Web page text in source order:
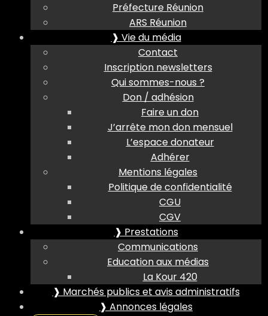
Préfecture Réunion
ARS Réunion
❱ Vie du média
Contact
Inscription newsletters
Qui sommes-nous ?
Don / adhésion
Faire un don
J’arrête mon don mensuel
L’espace donateur
Adhérer
Mentions légales
Politique de confidentialité
CGU
CGV
❱ Prestations
Communications
Education aux médias
La Kour 420
❱ Marchés publics et avis administratifs
❱ Annonces légales